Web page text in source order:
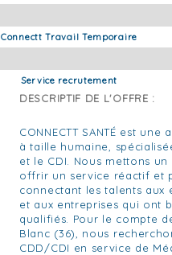
Connectt Travail Temporaire
Service recrutement
DESCRIPTIF DE L'OFFRE :
CONNECTT SANTÉ est
à taille humaine,
et le CDI. Nous mettons
offrir un service réactif et
connectant les talents aux
et aux entreprises qui ont
qualifiés. Pour le compte
Blanc (36), nous
CDD/CDI en service de